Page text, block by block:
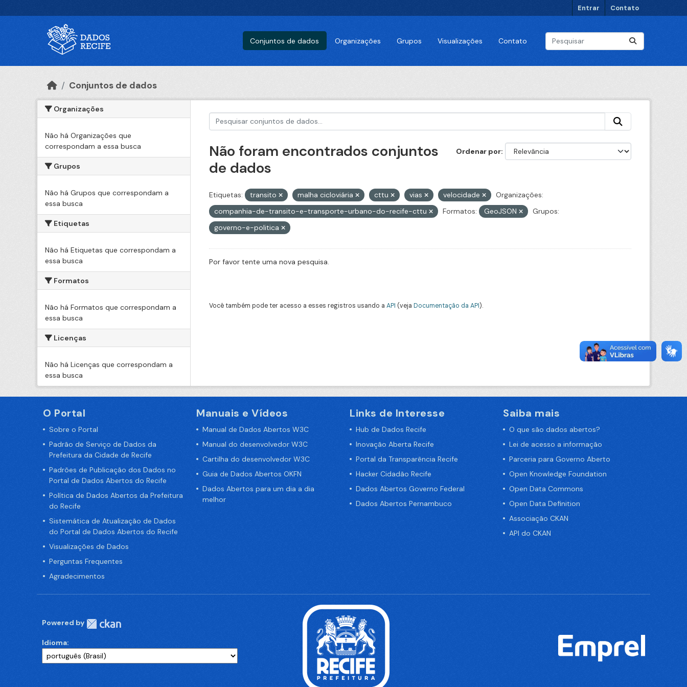
Entrar Contato
Conjuntos de dados Organizações Grupos Visualizações Contato
Conjuntos de dados
Organizações
Não há Organizações que
correspondam a essa busca
Grupos
Não há Grupos que correspondam a
essa busca
Etiquetas
Não há Etiquetas que correspondam a
essa busca
Formatos
Não há Formatos que correspondam a
essa busca
Licenças
Não há Licenças que correspondam a
essa busca
Ordenar por
Não foram encontrados conjuntos
de dados
Etiquetas: transito malha cicloviária cttu vias velocidade
Organizações:
companhia-de-transito-e-transporte-urbano-do-recife-cttu
Formatos: GeoJSON
Grupos:
governo-e-politica
Por favor tente uma nova pesquisa.
Você também pode ter acesso a esses registros usando a API (veja Documentação da API).
O Portal
Sobre o Portal
Padrão de Serviço de Dados da
Prefeitura da Cidade de Recife
Padrões de Publicação dos Dados no
Portal de Dados Abertos do Recife
Política de Dados Abertos da Prefeitura
do Recife
Sistemática de Atualização de Dados
do Portal de Dados Abertos do Recife
Visualizações de Dados
Perguntas Frequentes
Agradecimentos
Manuais e Vídeos
Manual de Dados Abertos W3C
Manual do desenvolvedor W3C
Cartilha do desenvolvedor W3C
Guia de Dados Abertos OKFN
Dados Abertos para um dia a dia
melhor
Links de Interesse
Hub de Dados Recife
Inovação Aberta Recife
Portal da Transparência Recife
Hacker Cidadão Recife
Dados Abertos Governo Federal
Dados Abertos Pernambuco
Saiba mais
O que são dados abertos?
Lei de acesso a informação
Parceria para Governo Aberto
Open Knowledge Foundation
Open Data Commons
Open Data Definition
Associação CKAN
API do CKAN
Powered by
Idioma